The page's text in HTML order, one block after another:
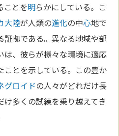
ことを明らかにしている。こ
大陸が人類の進化の中心地で
証拠である。異なる地域や部
は、彼らが様々な環境に適応
ことを示している。この豊か
グロイドの人々がどれだけ長
け多くの試練を乗り越えてき